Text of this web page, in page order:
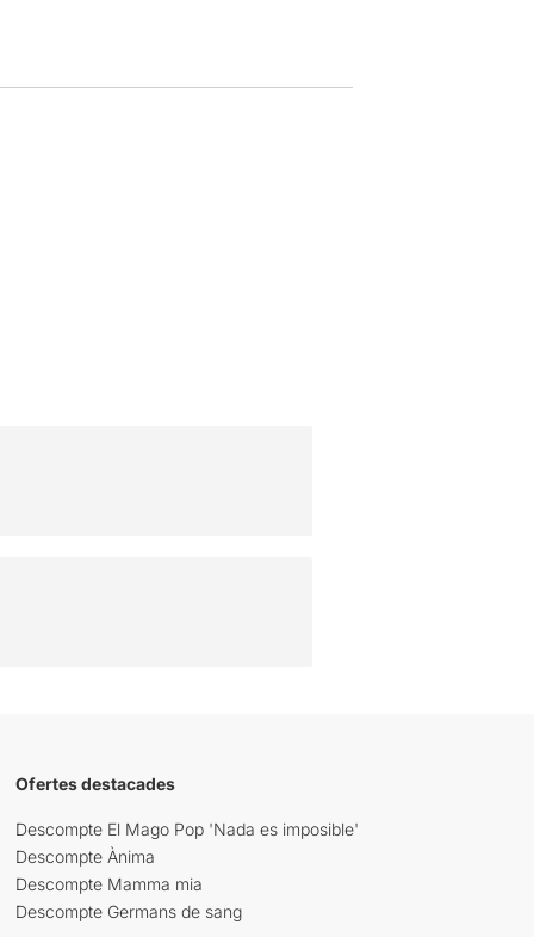
Ofertes destacades
Descompte El Mago Pop 'Nada es imposible'
Descompte Ànima
Descompte Mamma mia
Descompte Germans de sang